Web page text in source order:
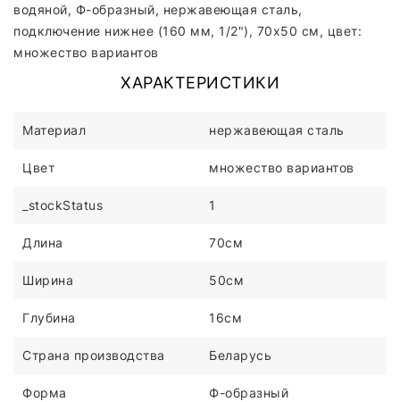
водяной, Ф-образный, нержавеющая сталь,
подключение нижнее (160 мм, 1/2"), 70x50 см, цвет:
множество вариантов
ХАРАКТЕРИСТИКИ
Материал нержавеющая сталь
Цвет множество вариантов
_stockStatus 1
Длина 70см
Ширина 50см
Глубина 16см
Страна производства Беларусь
Форма Ф-образный